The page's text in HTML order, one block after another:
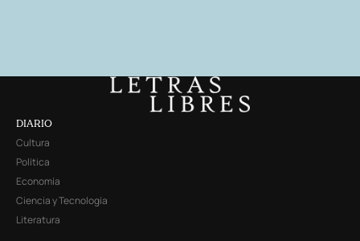
DIARIO
Cultura
Política
Economía
Ciencia y Tecnología
Literatura